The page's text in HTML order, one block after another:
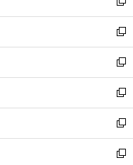
開
く
ウ
で
開
く
ィ
ン
ド
ウ
で
開
く
い
ウ
ィ
ン
ド
ウ
で
開
く
新
し
い
ウ
ィ
ン
ド
ウ
で
開
く
新
し
い
ウ
ィ
ン
ド
ウ
で
新
し
い
ウ
ィ
ン
ド
新
し
い
ウ
ィ
新
し
い
新